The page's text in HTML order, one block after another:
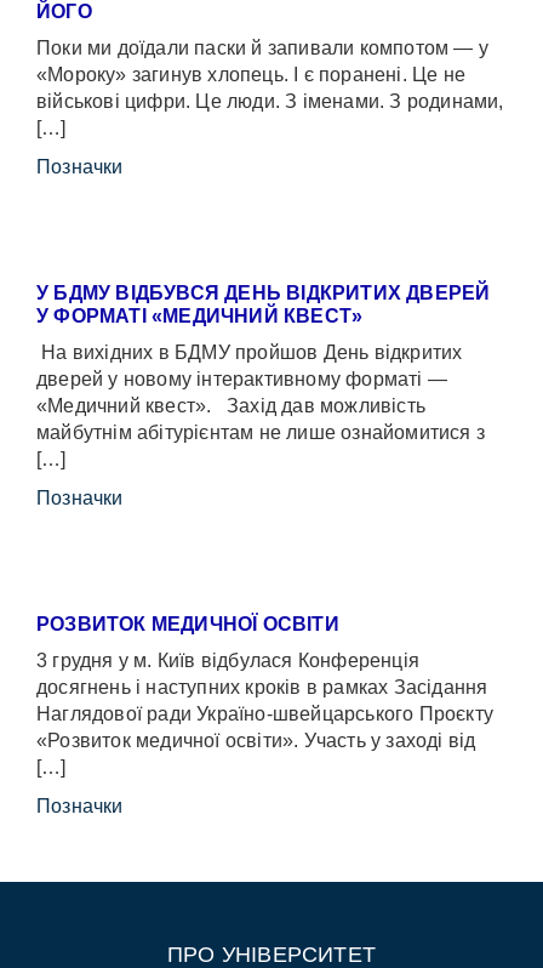
ЙОГО
Поки ми доїдали паски й запивали компотом — у
«Мороку» загинув хлопець. І є поранені. Це не
військові цифри. Це люди. З іменами. З родинами,
[…]
Позначки
У БДМУ ВІДБУВСЯ ДЕНЬ ВІДКРИТИХ ДВЕРЕЙ
У ФОРМАТІ «МЕДИЧНИЙ КВЕСТ»
На вихідних в БДМУ пройшов День відкритих
дверей у новому інтерактивному форматі —
«Медичний квест». Захід дав можливість
майбутнім абітурієнтам не лише ознайомитися з
[…]
Позначки
РОЗВИТОК МЕДИЧНОЇ ОСВІТИ
3 грудня у м. Київ відбулася Конференція
досягнень і наступних кроків в рамках Засідання
Наглядової ради Україно-швейцарського Проєкту
«Розвиток медичної освіти». Участь у заході від
[…]
Позначки
ПРО УНІВЕРСИТЕТ